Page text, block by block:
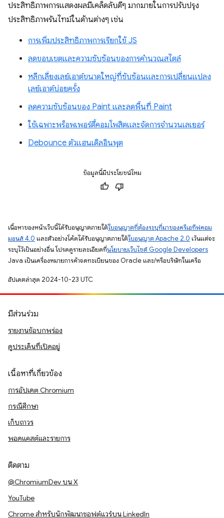
ประสิทธิภาพการแสดงผลมีเคล็ดลับดีๆ มากมายในการปรับปรุง
ประสิทธิภาพรันไทม์ในด้านต่างๆ เช่น
การเพิ่มประสิทธิภาพการเรียกใช้ JS
ลดขอบเขตและความซับซ้อนของการคำนวณสไตล์
หลีกเลี่ยงเลย์เอาต์ขนาดใหญ่ที่ซับซ้อนและการเปลี่ยนแปลง
เลย์เอาต์บ่อยครั้ง
ลดความซับซ้อนของ Paint และลดพื้นที่ Paint
ใช้เฉพาะพร็อพเพอร์ตี้คอมโพสิตและจัดการจำนวนเลเยอร์
Debounce ตัวแฮนเดิลอินพุต
ข้อมูลนี้มีประโยชน์ไหม
เนื้อหาของหน้าเว็บนี้ได้รับอนุญาตภายใต้ใบอนุญาตที่ต้องระบุที่มาของครีเอทีฟคอม
มอนส์ 4.0 และตัวอย่างโค้ดได้รับอนุญาตภายใต้ใบอนุญาต Apache 2.0 เว้นแต่จะ
ระบุไว้เป็นอย่างอื่น โปรดดูรายละเอียดที่นโยบายเว็บไซต์ Google Developers
Java เป็นเครื่องหมายการค้าจดทะเบียนของ Oracle และ/หรือบริษัทในเครือ
อัปเดตล่าสุด 2024-10-23 UTC
มีส่วนร่วม
รายงานข้อบกพร่อง
ดูประเด็นที่เปิดอยู่
เนื้อหาที่เกี่ยวข้อง
การอัปเดต Chromium
กรณีศึกษา
เก็บถาวร
พอดแคสต์และรายการ
ติดตาม
@ChromiumDev บน X
YouTube
Chrome สำหรับนักพัฒนาซอฟต์แวร์บน LinkedIn